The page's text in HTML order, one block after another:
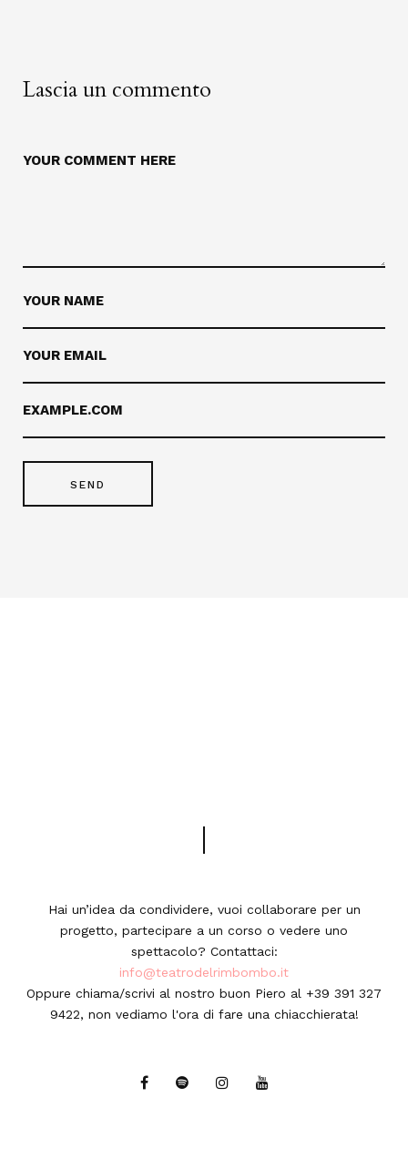
Lascia un commento
Hai un’idea da condividere, vuoi collaborare per un
progetto, partecipare a un corso o vedere uno
spettacolo? Contattaci:
info@teatrodelrimbombo.it
Oppure chiama/scrivi al nostro buon Piero al +39 391 327
9422, non vediamo l'ora di fare una chiacchierata!